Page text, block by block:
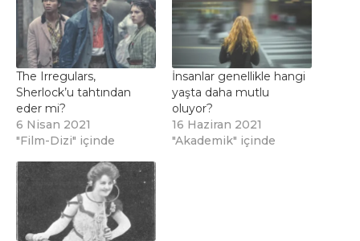
The Irregulars,
Sherlock’u tahtından
eder mi?
6 Nisan 2021
"Film-Dizi" içinde
İnsanlar genellikle hangi
yaşta daha mutlu
oluyor?
16 Haziran 2021
"Akademik" içinde